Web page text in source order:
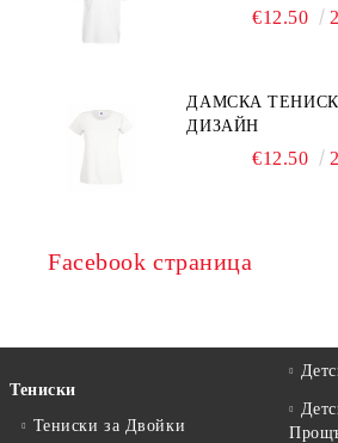
€12.50
ДАМСКА
ДИЗАЙН
€12.50
Facebook страница
Тениски
Тениски за Двойки